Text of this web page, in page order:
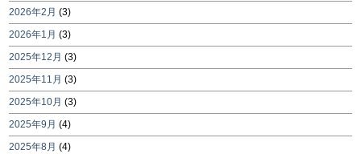
2026年2月 (3)
2026年1月 (3)
2025年12月 (3)
2025年11月 (3)
2025年10月 (3)
2025年9月 (4)
2025年8月 (4)